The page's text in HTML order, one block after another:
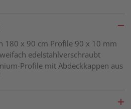
180 x 90 cm Profile 90 x 10 mm
edelstahlverschraubt
Profile mit Abdeckkappen aus